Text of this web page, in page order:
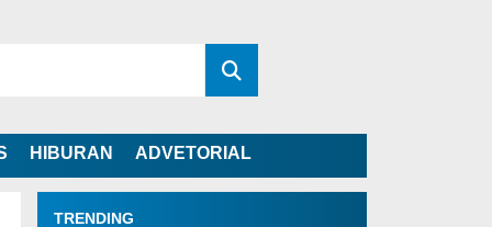
HIBURAN ADVETORIAL
TRENDING